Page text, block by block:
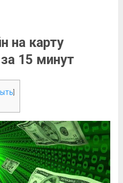
на карту
15 минут
]